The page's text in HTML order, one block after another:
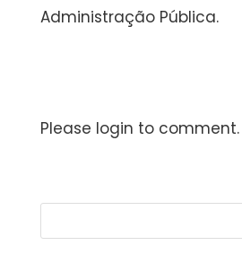
Administração Pública.
Please login to comment.